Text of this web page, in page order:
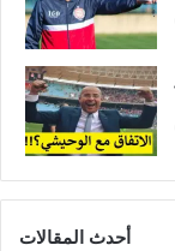
أحدث المقالات